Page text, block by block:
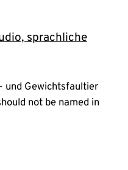
sprachliche
und Gewichtsfaultier
not be named in